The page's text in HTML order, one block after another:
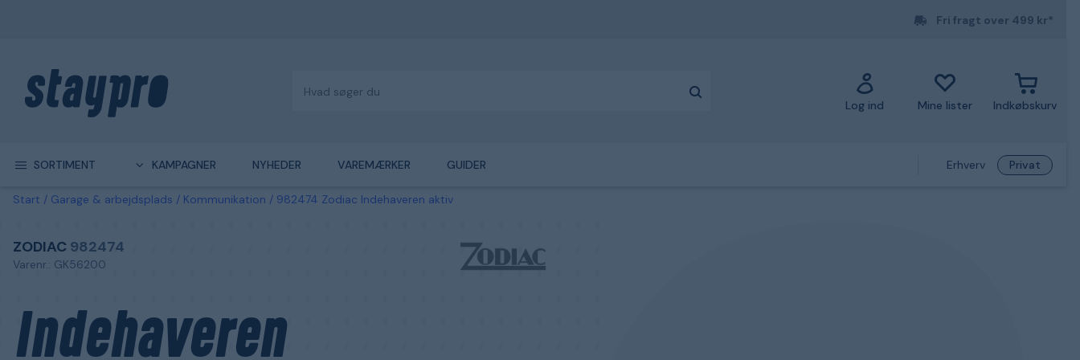
Fri fragt over 499 kr*
Log ind Mine lister Indkøbskurv
SORTIMENT KAMPAGNER NYHEDER VAREMÆRKER GUIDER Erhverv Privat
Start Garage & arbejdsplads Kommunikation 982474 Zodiac Indehaveren aktiv
ZODIAC 982474
Varenr.: GK56200
Indehaveren